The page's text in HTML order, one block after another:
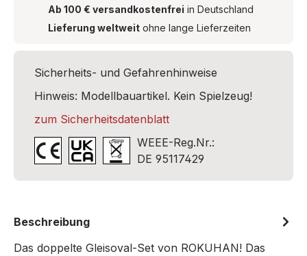
Ab 100 € versandkostenfrei in Deutschland
Lieferung weltweit ohne lange Lieferzeiten
Sicherheits- und Gefahrenhinweise
Hinweis: Modellbauartikel. Kein Spielzeug!
zum Sicherheitsdatenblatt
WEEE-Reg.Nr.:
DE 95117429
Beschreibung
Das doppelte Gleisoval-Set von ROKUHAN! Das